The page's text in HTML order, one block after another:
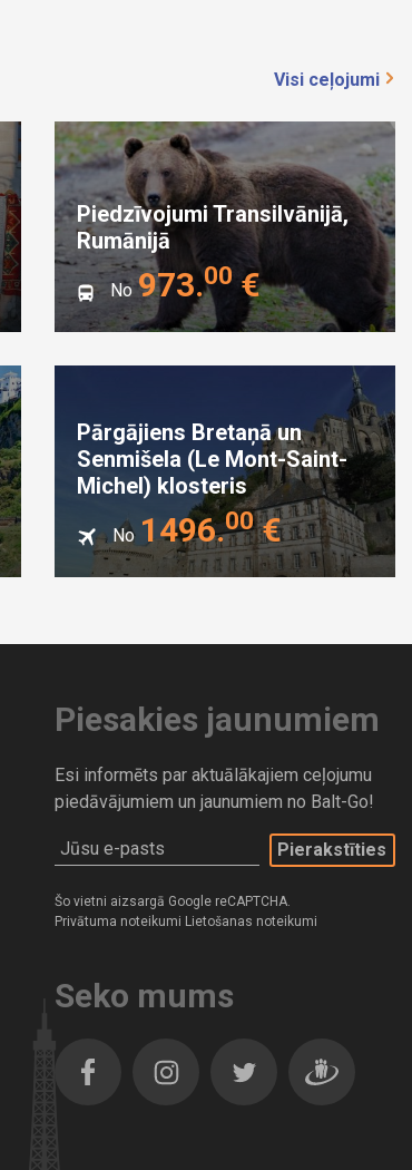
Visi ceļojumi
Piedzīvojumi Transilvānijā,
Rumānijā
No 973.00 €
Pārgājiens Bretaņā un
Senmišela (Le Mont-Saint-
Michel) klosteris
No 1496.00€
Piesakies jaunumiem
Esi informēts par aktuālākajiem ceļojumu
piedāvājumiem un jaunumiem no Balt-Go!
Jūsu e-pasts
Šo vietni aizsargā Google reCAPTCHA.
Privātuma noteikumi Lietošanas noteikumi
Seko mums